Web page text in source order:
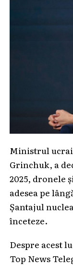
Ministrul
Grinchuk, a
2025, dronele
adesea pe
Șantajul
înceteze.
Despre acest
Top News